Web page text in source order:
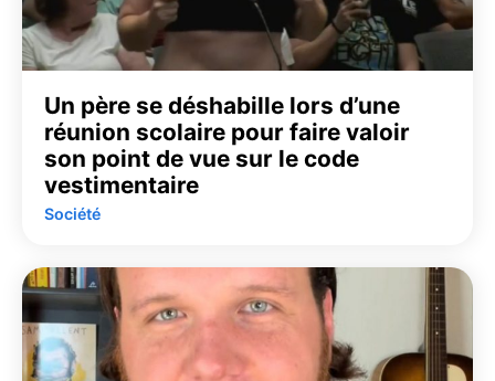
Un père se déshabille lors d’une
réunion scolaire pour faire valoir
son point de vue sur le code
vestimentaire
Société